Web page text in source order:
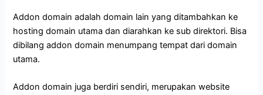
Addon domain adalah domain lain yang ditambahkan ke
hosting domain utama dan diarahkan ke sub direktori. Bisa
dibilang addon domain menumpang tempat dari domain
utama.
Addon domain juga berdiri sendiri, merupakan website